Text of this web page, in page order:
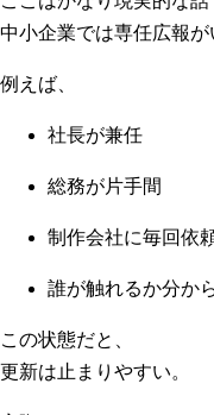
中小企業では専任広報が
例えば、
社長が兼任
総務が片手間
制作会社に毎回依
誰が触れるか分か
この状態だと、
更新は止まりやすい。